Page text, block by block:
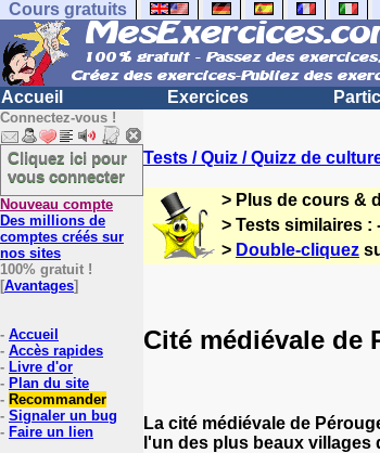
Cours gratuits
Accueil Exercices
Connectez-vous !
Cliquez ici pour
vous connecter
Nouveau compte
Des millions de
comptes créés sur
nos sites
100% gratuit !
[Avantages]
- Accueil
- Accès rapides
- Livre d'or
- Plan du site
- Recommander
- Signaler un bug
- Faire un lien
Tests / Quiz / Quizz de
> Plus de cours &
> Tests similaires :
> Double-cliquez
Cité médiévale de
La cité médiévale de
l'un des plus beaux villages